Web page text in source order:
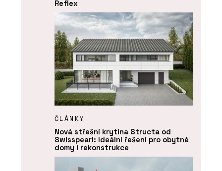
Reflex
ČLÁNKY
Nová střešní krytina Structa od
Swisspearl: Ideální řešení pro obytné
domy i rekonstrukce